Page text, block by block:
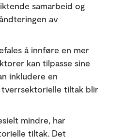
samarbeid og
av
å innføre en mer
kan tilpasse sine
inkludere en
tverrsektorielle tiltak blir
mindre, har
tiltak. Det